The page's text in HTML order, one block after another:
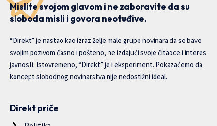
Mislite svojom glavom i ne zaboravite da su
sloboda misli i govora neotuđive.
“Direkt” je nastao kao izraz želje male grupe novinara da se bave
svojim pozivom časno i pošteno, ne izdajući svoje čitaoce i interes
javnosti. Istovremeno, “Direkt” je i eksperiment. Pokazaćemo da
koncept slobodnog novinarstva nije nedostižni ideal.
Direkt priče